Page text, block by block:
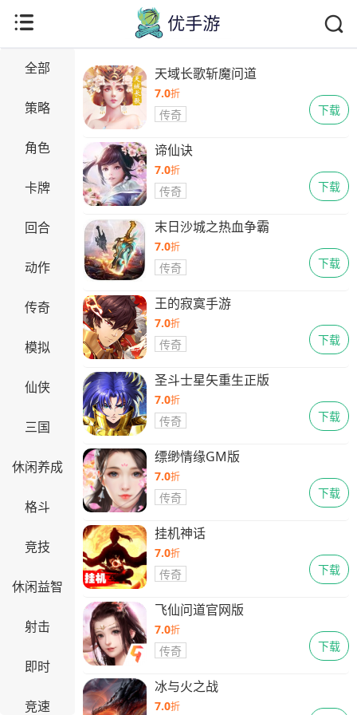
全部
策略
角色
卡牌
回合
动作
传奇
模拟
仙侠
三国
休闲养成
格斗
竞技
休闲益智
射击
即时
竞速
天域长歌斩魔问道
7.0折
传奇 下载
谛仙诀
7.0折
传奇 下载
末日沙城之热血争霸
7.0折
传奇 下载
王的寂寞手游
7.0折
传奇 下载
圣斗士星矢重生正版
7.0折
传奇 下载
缥缈情缘GM版
7.0折
传奇 下载
挂机神话
7.0折
传奇 下载
飞仙问道官网版
7.0折
传奇 下载
冰与火之战
7.0折
Copyright © 2021-2035 优手游 版权所有 网站备案号：
2024042416号-1
抵制不良游戏 拒绝盗版游戏 注意自我保护 谨防受骗上
当 适度游戏益脑 沉迷游戏伤身 合理安排时间最新资讯